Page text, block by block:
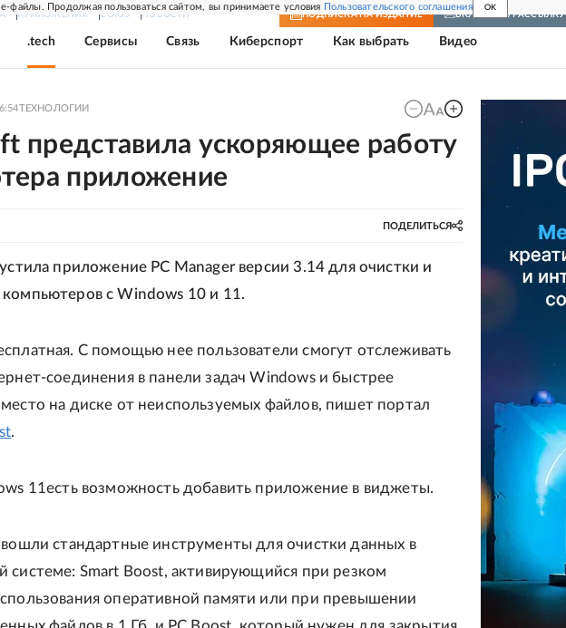
файлы. Продолжая пользоваться сайтом, вы принимаете условия Пользовательского соглашения OK
ПРИЛОЖЕНИЯ СОЮЗ НОВОСТИ ПОДПИСКА НА ИЗДАНИЕ ВКЛЮЧИТЬ РАССЫЛКУ
.tech Сервисы Связь Киберспорт Как выбрать Видео
ТЕХНОЛОГИИ
представила ускоряющее работу
приложение
ПОДЕЛИТЬСЯ
приложение PC Manager версии 3.14 для очистки и
с Windows 10 и 11.
С помощью нее пользователи смогут отслеживать
соединения в панели задач Windows и быстрее
на диске от неиспользуемых файлов, пишет портал
.
11есть возможность добавить приложение в виджеты.
вошли стандартные инструменты для очистки данных в
системе: Smart Boost, активирующийся при резком
оперативной памяти или при превышении